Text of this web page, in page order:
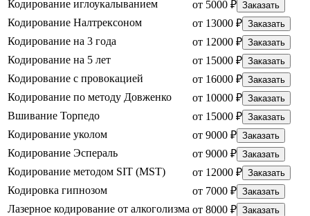
Кодирование иглоукалыванием от 5000 ₽ Заказать
Кодирование Налтрексоном от 13000 ₽ Заказать
Кодирование на 3 года от 12000 ₽ Заказать
Кодирование на 5 лет от 15000 ₽ Заказать
Кодирование с провокацией от 16000 ₽ Заказать
Кодирование по методу Довженко от 10000 ₽ Заказать
Вшивание Торпедо от 15000 ₽ Заказать
Кодирование уколом от 9000 ₽ Заказать
Кодирование Эспераль от 9000 ₽ Заказать
Кодирование методом SIT (MST) от 12000 ₽ Заказать
Кодировка гипнозом от 7000 ₽ Заказать
Лазерное кодирование от алкоголизма от 8000 ₽ Заказать